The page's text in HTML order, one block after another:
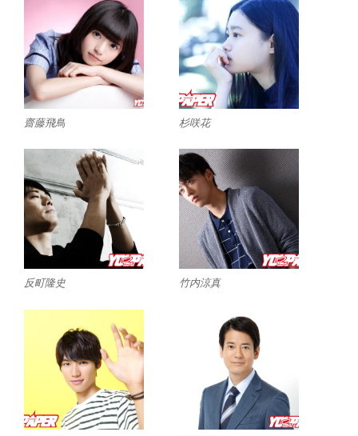
齋藤飛鳥 杉咲花
反町隆史 竹内涼真